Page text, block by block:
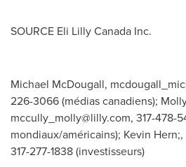
SOURCE Eli Lilly Canada Inc.
Michael McDougall,
226-3066 (médias canadiens);
mccully_molly@lilly.com, 317-478-
mondiaux/américains); Kevin Hern;,
317-277-1838 (investisseurs)